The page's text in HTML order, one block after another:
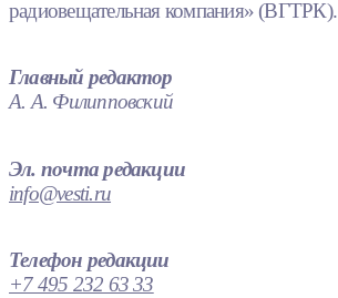
радиовещательная компания» (ВГТРК).
Главный редактор
А. А. Филипповский
Эл. почта редакции
info@vesti.ru
Телефон редакции
+7 495 232 63 33